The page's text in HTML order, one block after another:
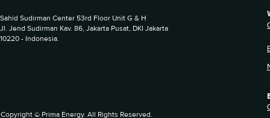
Sahid Sudirman Center 53rd Floor Unit G & H
Jl. Jend Sudirman Kav. 86, Jakarta Pusat, DKI Jakarta
10220 - Indonesia.
Copyright © Prima Energy. All Rights Reserved.